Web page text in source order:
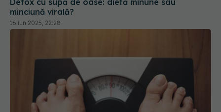
minciună virală?
16 iun 2025, 22:28